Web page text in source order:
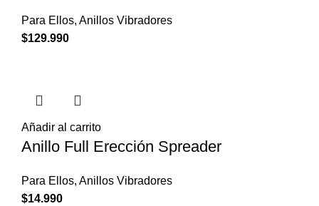
Para Ellos, Anillos Vibradores
$129.990
Añadir al carrito
Anillo Full Erección Spreader
Para Ellos, Anillos Vibradores
$14.990